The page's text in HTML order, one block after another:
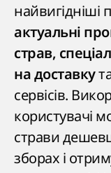
найвигідніші
актуальні
страв,
на доставку
сервісів.
користувачі
страви
зборах і